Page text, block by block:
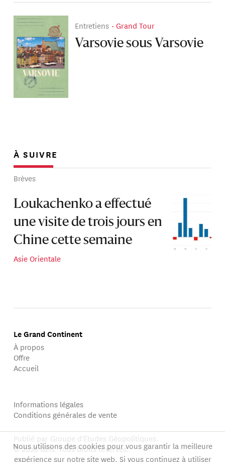
Entretiens Grand Tour
Varsovie sous Varsovie
À SUIVRE
Brèves
Loukachenko a effectué
une visite de trois jours en
Chine cette semaine
Asie Orientale
Le Grand Continent
À propos
Offre
Accueil
Informations légales
Conditions générales de vente
Publié par Groupe d'Études Géopolitiques.
© 2026 GEG. Tous droits réservés.
Nous utilisons des cookies pour vous garantir la meilleure
expérience sur notre site web. Si vous continuez à utiliser